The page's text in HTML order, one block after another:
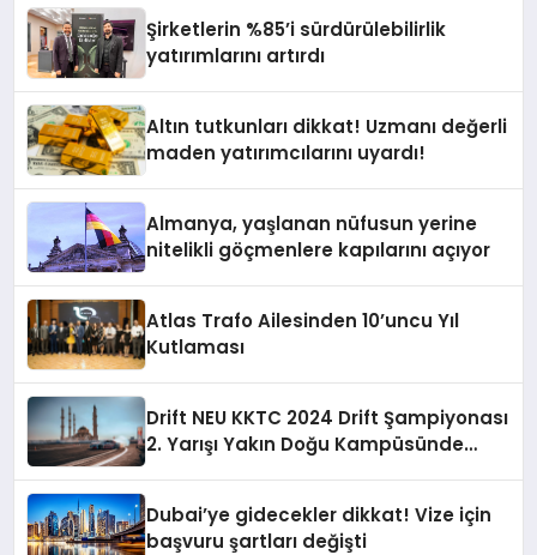
Şirketlerin %85’i sürdürülebilirlik
yatırımlarını artırdı
Altın tutkunları dikkat! Uzmanı değerli
maden yatırımcılarını uyardı!
Almanya, yaşlanan nüfusun yerine
nitelikli göçmenlere kapılarını açıyor
Atlas Trafo Ailesinden 10’uncu Yıl
Kutlaması
Drift NEU KKTC 2024 Drift Şampiyonası
2. Yarışı Yakın Doğu Kampüsünde
Dubai’ye gidecekler dikkat! Vize için
başvuru şartları değişti